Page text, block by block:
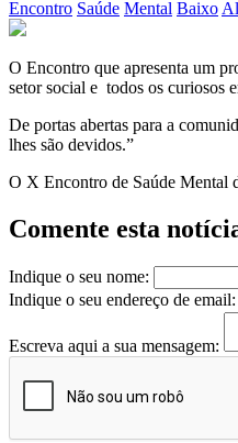
Encontro Saúde Mental Baixo
O Encontro que apresenta um
setor social e todos os curiosos
De portas abertas para a
lhes são devidos.”
O X Encontro de Saúde Mental
Comente esta
Indique o seu nome:
Indique o seu endereço de email:
Escreva aqui a sua mensagem: